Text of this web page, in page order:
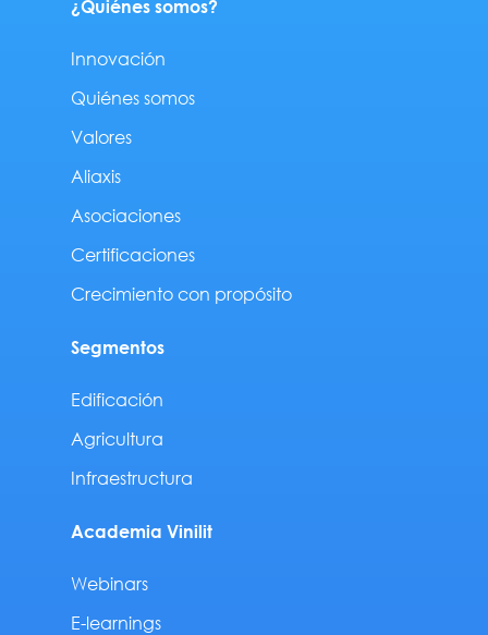
¿Quiénes somos?
Innovación
Quiénes somos
Valores
Aliaxis
Asociaciones
Certificaciones
Crecimiento con propósito
Segmentos
Edificación
Agricultura
Infraestructura
Academia Vinilit
Webinars
E-learnings